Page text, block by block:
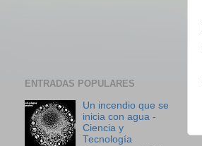
ENTRADAS POPULARES
Un incendio que se
inicia con agua -
Ciencia y
Tecnología